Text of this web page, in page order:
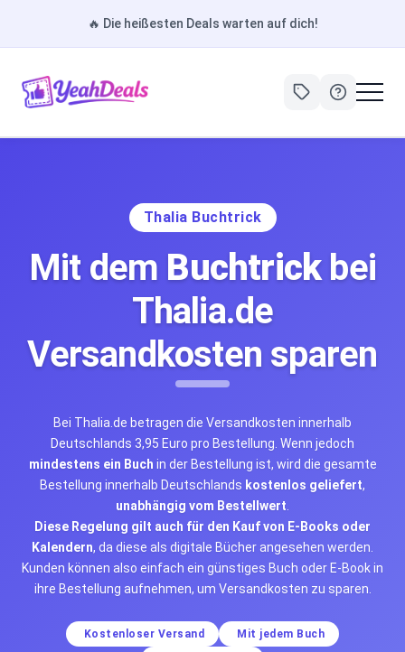
🔥 Die heißesten Deals warten auf dich!
Thalia Buchtrick
Mit dem Buchtrickbei
Thalia.de
Versandkosten sparen
Bei Thalia.de betragen die Versandkosten innerhalb
Deutschlands 3,95 Euro pro Bestellung. Wenn jedoch
mindestens ein Buch in der Bestellung ist, wird die gesamte
Bestellung innerhalb Deutschlands kostenlos geliefert,
unabhängig vom Bestellwert
Diese Regelung gilt auch für den Kauf von E-Books oder
Kalendern, da diese als digitale Bücher angesehen werden.
Kunden können also einfach ein günstiges Buch oder E-Book in
ihre Bestellung aufnehmen, um Versandkosten zu sparen.
Kostenloser Versand
Mit jedem Buch